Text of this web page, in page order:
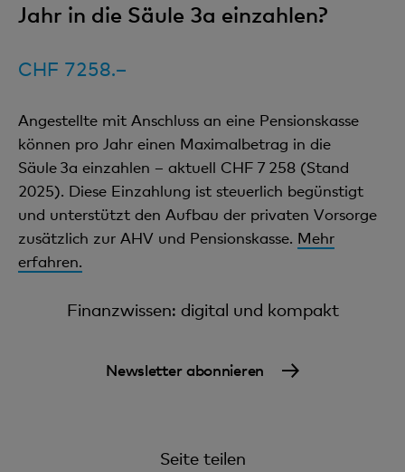
Jahr in die Säule 3a einzahlen?
CHF 7258.–
Angestellte mit Anschluss an eine Pensionskasse
können pro Jahr einen Maximalbetrag in die
Säule 3a einzahlen – aktuell CHF 7 258 (Stand
2025). Diese Einzahlung ist steuerlich begünstigt
und unterstützt den Aufbau der privaten Vorsorge
zusätzlich zur AHV und Pensionskasse. Mehr
erfahren.
Finanzwissen: digital und kompakt
Newsletter abonnieren
Seite teilen